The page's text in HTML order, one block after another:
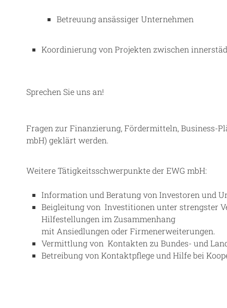
Betreuung ansässiger Unternehmen
Koordinierung von Projekten zwischen
Sprechen Sie uns an!
Fragen zur Finanzierung, Fördermitteln, Business-
mbH) geklärt werden.
Weitere Tätigkeitsschwerpunkte der EWG mbH:
Information und Beratung von Investoren und
Beigleitung von Investitionen unter strengster
Hilfestellungen im Zusammenhang
mit Ansiedlungen oder Firmenerweiterungen.
Vermittlung von Kontakten zu Bundes- und
Betreibung von Kontaktpflege und Hilfe bei